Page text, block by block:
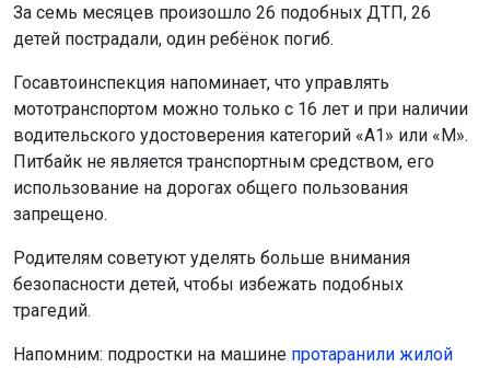
За семь месяцев произошло 26 подобных ДТП, 26
детей пострадали, один ребёнок погиб.
Госавтоинспекция напоминает, что управлять
мототранспортом можно только с 16 лет и при наличии
водительского удостоверения категорий «А1» или «М».
Питбайк не является транспортным средством, его
использование на дорогах общего пользования
запрещено.
Родителям советуют уделять больше внимания
безопасности детей, чтобы избежать подобных
трагедий.
Напомним: подростки на машине протаранили жилой